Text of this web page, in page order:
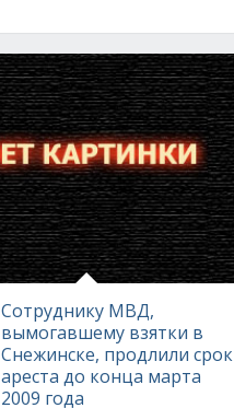
Сотруднику МВД,
вымогавшему взятки в
Снежинске, продлили срок
ареста до конца марта
2009 года